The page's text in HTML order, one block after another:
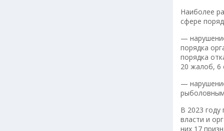
Наиболее
сфере
—
порядка
порядка
20 жалоб, 6
—
В 2023 году
власти и
них 17